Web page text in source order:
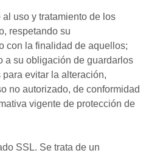
uso y tratamiento de los
respetando su
con la finalidad de aquellos;
a su obligación de guardarlos
evitar la alteración,
no autorizado, de conformidad
vigente de protección de
SSL. Se trata de un